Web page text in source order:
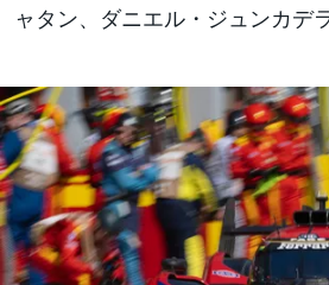
ャタン、ダニエル・ジュンカデ